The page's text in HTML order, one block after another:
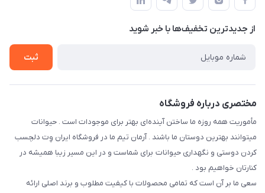
درباره ما
تماس با ما
حفظ حریم شخصی
سوالات متداول
شرایط ارسال رایگان
از جدید‌ترین تخفیف‌ها با‌ خبر شوید
ثبت
مختصری درباره فروشگاه
مأموریت همه روزه ما ساختن آینده‌ای بهتر برای موجودات است . حیوانات
میتوانند بهترین دوستان ما باشند . آرمان تیم ما در فروشگاه ایران وِت دلچسب
کردن دوستی و نگهداری حیوانات برای شماست و در این مسیر زیبا همیشه در
کنارتان خواهیم بود .
سعی ما بر آن است که تمامی محصولات با کیفیت مطلوب و برند اصلی ارائه